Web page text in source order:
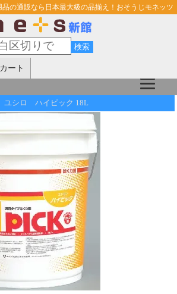
の通販なら日本最大級の品揃え！おそうじモネッツ
カート
ユシロ ハイピック 18L